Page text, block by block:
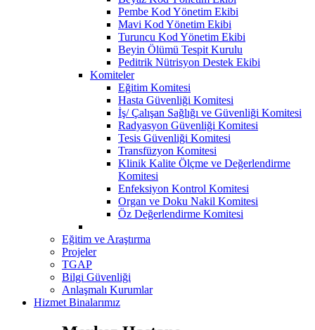
Pembe Kod Yönetim Ekibi
Mavi Kod Yönetim Ekibi
Turuncu Kod Yönetim Ekibi
Beyin Ölümü Tespit Kurulu
Peditrik Nütrisyon Destek Ekibi
Komiteler
Eğitim Komitesi
Hasta Güvenliği Komitesi
İş/ Çalışan Sağlığı ve Güvenliği Komitesi
Radyasyon Güvenliği Komitesi
Tesis Güvenliği Komitesi
Transfüzyon Komitesi
Klinik Kalite Ölçme ve Değerlendirme
Komitesi
Enfeksiyon Kontrol Komitesi
Organ ve Doku Nakil Komitesi
Öz Değerlendirme Komitesi
Eğitim ve Araştırma
Projeler
TGAP
Bilgi Güvenliği
Anlaşmalı Kurumlar
Hizmet Binalarımız